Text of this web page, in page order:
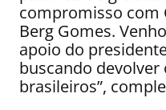
compromisso com
Berg Gomes.
apoio do
buscando devolver
brasileiros”,